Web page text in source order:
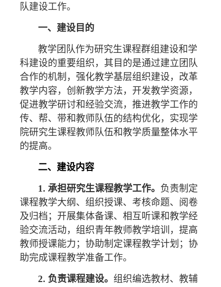
队建设工作。
一、建设目的
教学团队作为研究生课程群组建设和学
科建设的重要组织，其目的是通过建立团队
合作的机制，强化教学基层组织建设，改革
教学内容，创新教学方法，开发教学资源，
促进教学研讨和经验交流，推进教学工作的
传、帮、带和教师队伍的结构优化，实现学
院研究生课程教师队伍和教学质量整体水平
的提高。
二、建设内容
1. 承担研究生课程教学工作。 负责制定
课程教学大纲、组织授课、考核命题、阅卷
及归档；开展集体备课、相互听课和教学经
验交流活动，组织青年教师教学培训，提高
教师授课能力；协助制定课程教学计划；协
助完成课程教学准备工作。
2. 负责课程建设。 组织编选教材、教辅